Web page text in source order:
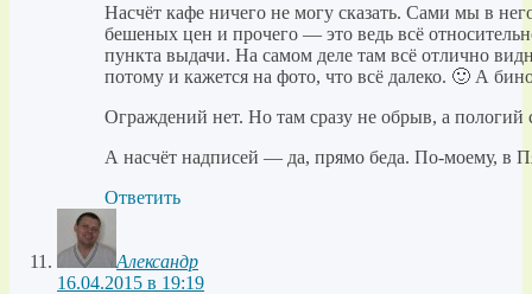
Насчёт кафе ничего не могу сказать. Сами мы в
бешеных цен и прочего — это ведь всё
пункта выдачи. На самом деле там всё отлично
потому и кажется на фото, что всё далеко. 🙂 А
Ограждений нет. Но там сразу не обрыв, а пологий
А насчёт надписей — да, прямо беда. По-моему, в
Ответить
Александр
16.04.2015 в 19:19